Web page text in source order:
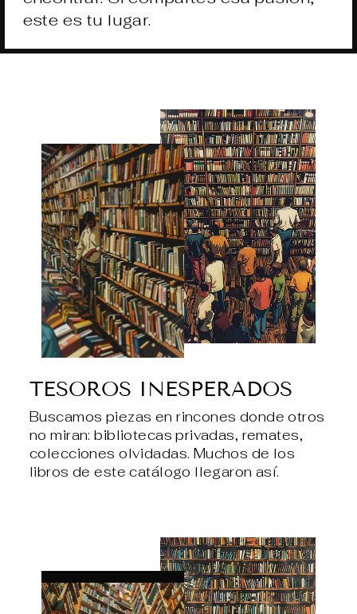
este es tu lugar.
TESOROS INESPERADOS
Buscamos piezas en rincones donde otros
no miran: bibliotecas privadas, remates,
colecciones olvidadas. Muchos de los
libros de este catálogo llegaron así.